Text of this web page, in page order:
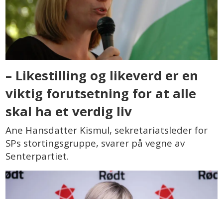
– Likestilling og likeverd er en
viktig forutsetning for at alle
skal ha et verdig liv
Ane Hansdatter Kismul, sekretariatsleder for
SPs stortingsgruppe, svarer på vegne av
Senterpartiet.